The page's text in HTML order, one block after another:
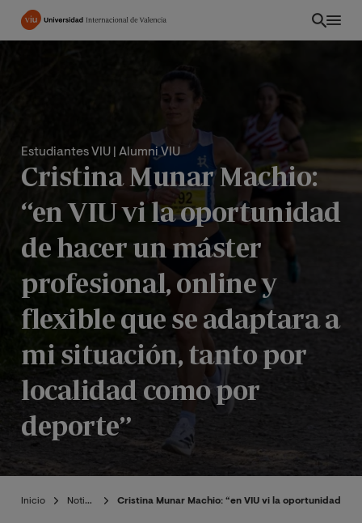
Pasar
Estudiantes VIU | Alumni VIU
Cristina Munar Machio:
“en VIU vi la oportunidad
de hacer un máster
profesional, online y
flexible que se adaptara a
mi situación, tanto por
localidad como por
deporte”
Inicio Noticias Cristina Munar Machio: “en VIU vi la oportunidad